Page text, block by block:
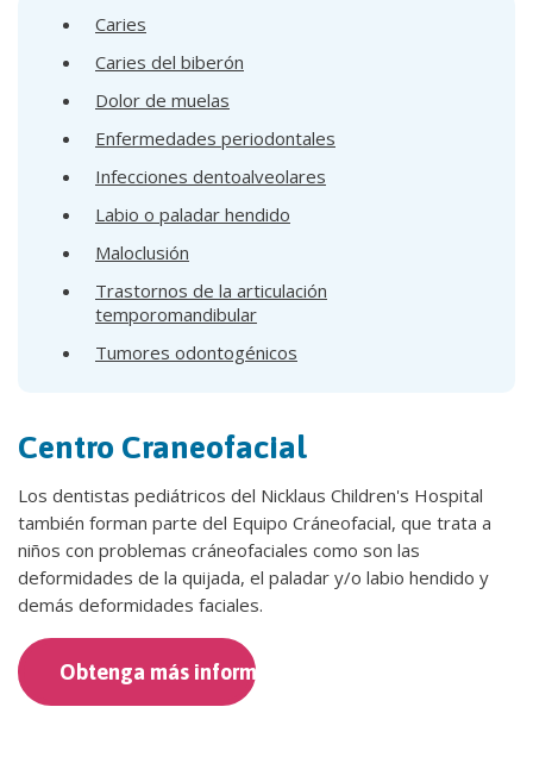
Caries
Caries del biberón
Dolor de muelas
Enfermedades periodontales
Infecciones dentoalveolares
Labio o paladar hendido
Maloclusión
Trastornos de la articulación
temporomandibular
Tumores odontogénicos
Centro Craneofacial
Los dentistas pediátricos del Nicklaus Children's Hospital
también forman parte del Equipo Cráneofacial, que trata a
niños con problemas cráneofaciales como son las
deformidades de la quijada, el paladar y/o labio hendido y
demás deformidades faciales.
Obtenga más información